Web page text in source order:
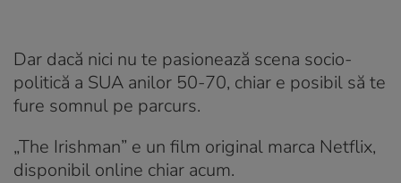
Dar dacă nici nu te pasionează scena socio-
politică a SUA anilor 50-70, chiar e posibil să te
fure somnul pe parcurs.
„The Irishman” e un film original marca Netflix,
disponibil online chiar acum.